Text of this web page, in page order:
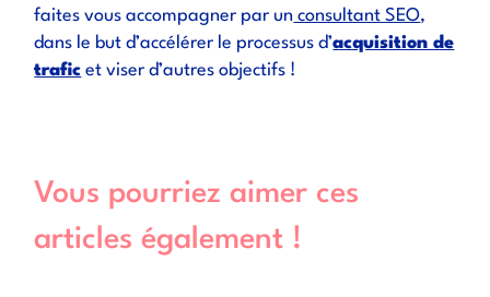
faites vous accompagner par un consultant SEO,
dans le but d’accélérer le processus d’acquisition de
trafic et viser d’autres objectifs !
Vous pourriez aimer ces
articles également !